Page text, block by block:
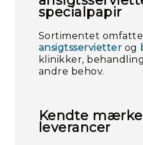
specialpapir
Sortimentet
ansigtsservietter og
klinikker,
andre behov.
Kendte
leverancer